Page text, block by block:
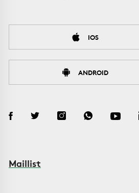
IOS
ANDROID
Maillist